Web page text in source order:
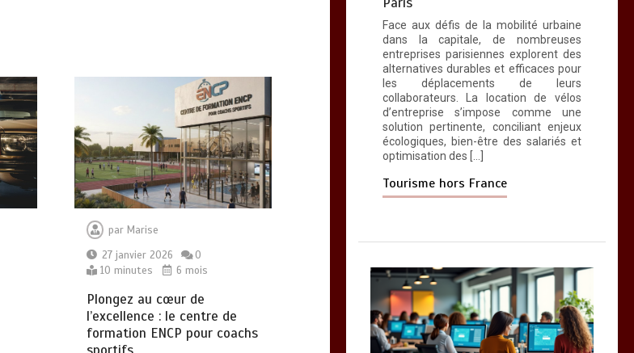
par Marise
27 janvier 2026
0
10 minutes
6 mois
Plongez au cœur de
l’excellence : le centre de
formation ENCP pour coachs
Face aux défis de la mobilité urbaine
dans la capitale, de nombreuses
entreprises parisiennes explorent des
alternatives durables et efficaces pour
les déplacements de leurs
collaborateurs. La location de vélos
d’entreprise s’impose comme une
solution pertinente, conciliant enjeux
écologiques, bien-être des salariés et
optimisation des […]
Tourisme hors France